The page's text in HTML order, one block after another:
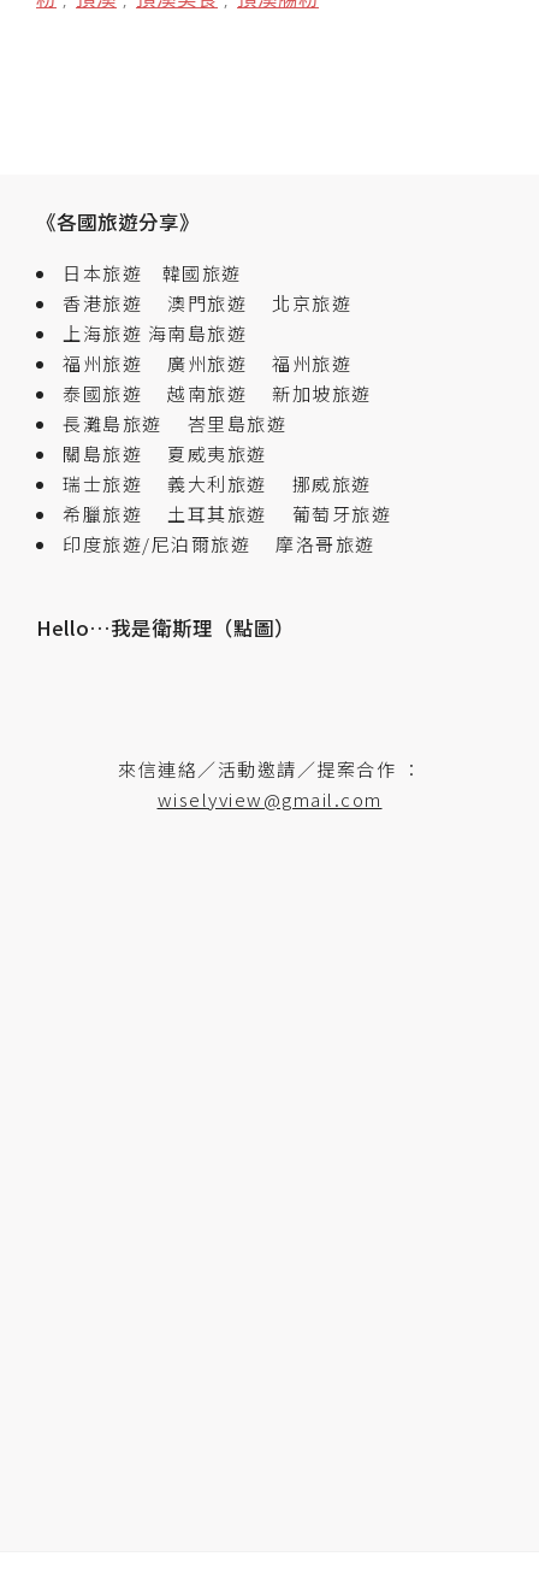
《各國旅遊分享》
日本旅遊
韓國旅遊
香港旅遊
澳門旅遊
北京旅遊
上海旅遊 海南島旅遊
福州旅遊
廣州旅遊
福州旅遊
泰國旅遊
越南旅遊
新加坡旅遊
長灘島旅遊
峇里島旅遊
關島旅遊
夏威夷旅遊
瑞士旅遊
義大利旅遊
挪威旅遊
希臘旅遊
土耳其旅遊
葡萄牙旅遊
印度旅遊/尼泊爾旅遊
摩洛哥旅遊
Hello…我是衛斯理（點圖）
來信連絡／活動邀請／提案合作 ：
wiselyview@gmail.com